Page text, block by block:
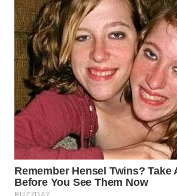
KARAWANG
WN
BEKASI
WN
BOGOR
WN
DEPOK
WN
TAPANULI